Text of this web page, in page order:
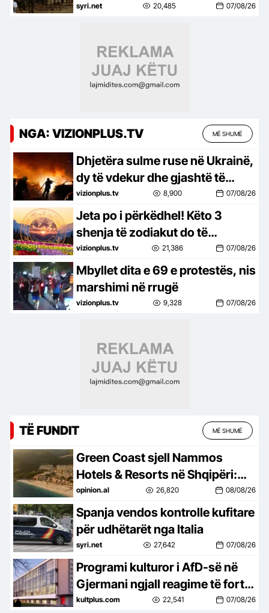
mbetet bashki, nisin peticionin
syri.net 20,485 07/08/26
NGA: VIZIONPLUS.TV MË SHUMË
Dhjetëra sulme ruse në Ukrainë,
dy të vdekur dhe gjashtë të
plagosur
vizionplus.tv 8,900 07/08/26
Jeta po i përkëdhel! Këto 3
shenja të zodiakut do të
përjetojnë ditë të bukura deri në
fund të vitit 2026
vizionplus.tv 21,386 07/08/26
Mbyllet dita e 69 e protestës, nis
marshimi në rrugë
vizionplus.tv 9,328 07/08/26
TË FUNDIT MË SHUMË
Green Coast sjell Nammos
Hotels & Resorts në Shqipëri:
Destinacion i ri lifestyle
opinion.al 26,820 08/08/26
Spanja vendos kontrolle kufitare
për udhëtarët nga Italia
syri.net 27,642 07/08/26
Programi kulturor i AfD-së në
Gjermani ngjall reagime të forta
në botën e artit
kultplus.com 22,541 07/08/26